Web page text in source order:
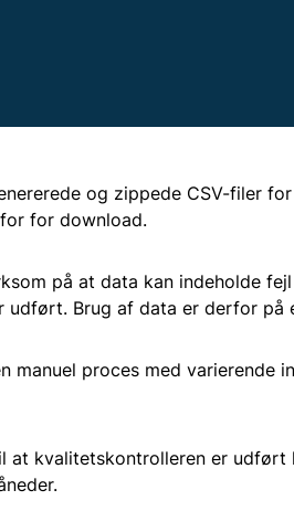
2025
Statens
Kystdynamik
Stormflod og beredskab
Klimaændringer
Sandfodring på Vestkysten
og zippede CSV-filer
for download.
på at data kan indeholde
Brug af data er derfor på
manuel proces med varierende
at kvalitetskontrolleren er udført